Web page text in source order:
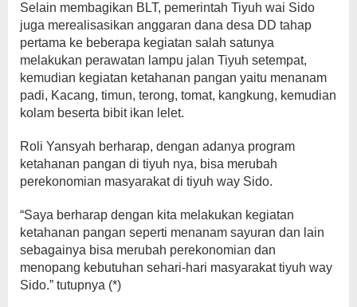
Selain membagikan BLT, pemerintah Tiyuh wai Sido
juga merealisasikan anggaran dana desa DD tahap
pertama ke beberapa kegiatan salah satunya
melakukan perawatan lampu jalan Tiyuh setempat,
kemudian kegiatan ketahanan pangan yaitu menanam
padi, Kacang, timun, terong, tomat, kangkung, kemudian
kolam beserta bibit ikan lelet.
Roli Yansyah berharap, dengan adanya program
ketahanan pangan di tiyuh nya, bisa merubah
perekonomian masyarakat di tiyuh way Sido.
“Saya berharap dengan kita melakukan kegiatan
ketahanan pangan seperti menanam sayuran dan lain
sebagainya bisa merubah perekonomian dan
menopang kebutuhan sehari-hari masyarakat tiyuh way
Sido.” tutupnya (*)